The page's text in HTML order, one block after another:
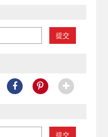
提交
提交